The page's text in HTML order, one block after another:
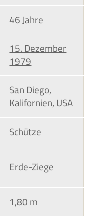
46 Jahre
15. Dezember
1979
San Diego,
Kalifornien,USA
Schütze
Erde-Ziege
1,80 m